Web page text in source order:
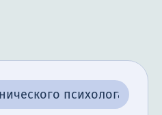
психолога